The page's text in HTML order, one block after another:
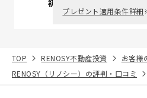
初回面談で ポイ
プレゼント適用条件詳細
TOP RENOSY不動産投資
お客様
RENOSY（リノシー）の評判・口コミ